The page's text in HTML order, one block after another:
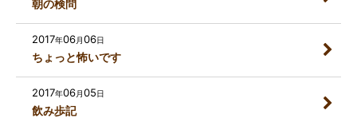
朝の検問
2017年06月06日
ちょっと怖いです
2017年06月05日
飲み歩記